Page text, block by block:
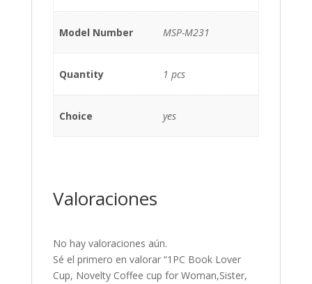
Model Number MSP-M231
Quantity 1 pcs
Choice yes
Valoraciones
No hay valoraciones aún.
Sé el primero en valorar “1PC Book Lover
Cup, Novelty Coffee cup for Woman,Sister,